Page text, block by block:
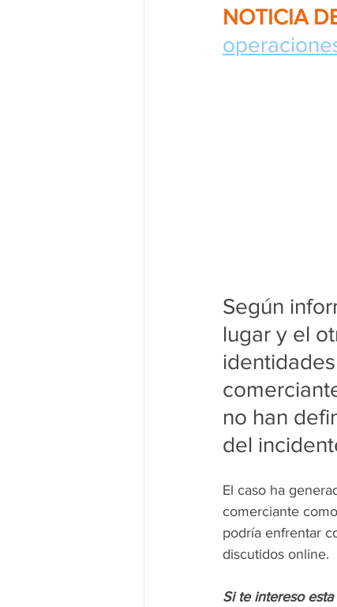
NOTICIA
Según
lugar y el
no han
del
El caso ha
comerciante
podría enfrentar
discutidos online.
Si te intereso